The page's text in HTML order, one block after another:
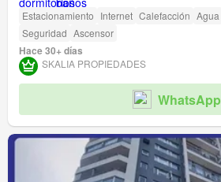
Estacionamiento Internet Calefacción Agua
Seguridad Ascensor
Hace 30+ días
SKALIA PROPIEDADES
WhatsApp